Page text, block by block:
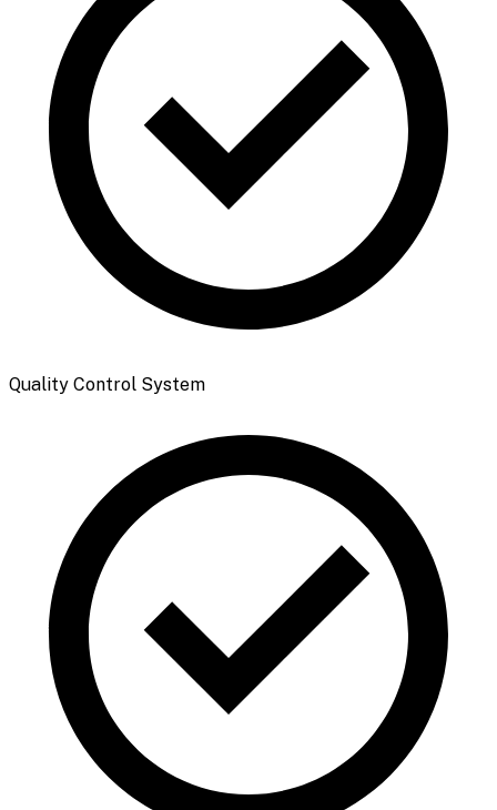
Quality Control System